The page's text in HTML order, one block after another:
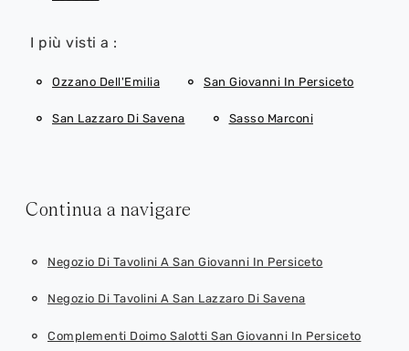
I più visti a :
Ozzano Dell'Emilia San Giovanni In Persiceto
San Lazzaro Di Savena Sasso Marconi
Continua a navigare
Negozio Di Tavolini A San Giovanni In Persiceto
Negozio Di Tavolini A San Lazzaro Di Savena
Complementi Doimo Salotti San Giovanni In Persiceto